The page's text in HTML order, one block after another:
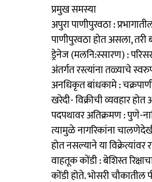
प्रमुख समस्या
अपुरा पाणीपुरवठा :
पाणीपुरवठा होत असला, तरी
ड्रेनेज (मलनि:स्सारण) :
अंतर्गत रस्त्यांना तळ्याचे
अनधिकृत बांधकामे :
खरेदी- विक्रीची व्यवहार
पदपथावर अतिक्रमण : पुणे-
त्यामुळे नागरिकांना
होत नसल्याने या
वाहतूक कोंडी : बेशिस्त
कोंडी होते. भोसरी